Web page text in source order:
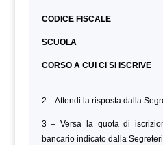
CODICE FISCALE
SCUOLA
CORSO A CUI CI SI ISCRIVE
2 – Attendi la risposta dalla
3 – Versa la quota di
bancario indicato dalla